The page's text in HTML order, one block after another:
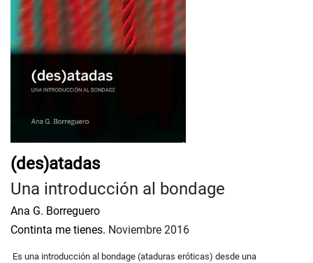
(des)atadas
Una introducción al bondage
Ana G. Borreguero
Continta me tienes. Noviembre 2016
Es una introducción al bondage (ataduras eróticas) desde una